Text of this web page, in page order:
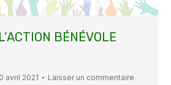
BÉNÉVOLE
avril 2021 Laisser un commentaire